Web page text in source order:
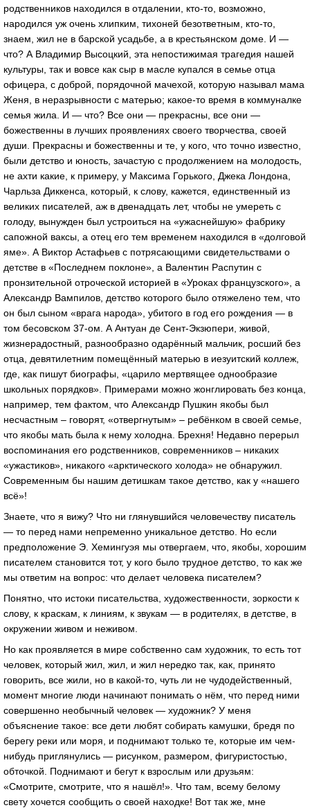
родственников находился в отдалении, кто-то, возможно,
народился уж очень хлипким, тихоней безответным, кто-то,
знаем, жил не в барской усадьбе, а в крестьянском доме. И —
что? А Владимир Высоцкий, эта непостижимая трагедия нашей
культуры, так и вовсе как сыр в масле купался в семье отца
офицера, с доброй, порядочной мачехой, которую называл мама
Женя, в неразрывности с матерью; какое-то время в коммуналке
семья жила. И — что? Все они — прекрасны, все они —
божественны в лучших проявлениях своего творчества, своей
души. Прекрасны и божественны и те, у кого, что точно известно,
были детство и юность, зачастую с продолжением на молодость,
не ахти какие, к примеру, у Максима Горького, Джека Лондона,
Чарльза Диккенса, который, к слову, кажется, единственный из
великих писателей, аж в двенадцать лет, чтобы не умереть с
голоду, вынужден был устроиться на «ужаснейшую» фабрику
сапожной ваксы, а отец его тем временем находился в «долговой
яме». А Виктор Астафьев с потрясающими свидетельствами о
детстве в «Последнем поклоне», а Валентин Распутин с
пронзительной отроческой историей в «Уроках французского», а
Александр Вампилов, детство которого было отяжелено тем, что
он был сыном «врага народа», убитого в год его рождения — в
том бесовском 37-ом. А Антуан де Сент-Экзюпери, живой,
жизнерадостный, разнообразно одарённый мальчик, росший без
отца, девятилетним помещённый матерью в иезуитский коллеж,
где, как пишут биографы, «царило мертвящее однообразие
школьных порядков». Примерами можно жонглировать без конца,
например, тем фактом, что Александр Пушкин якобы был
несчастным – говорят, «отвергнутым» – ребёнком в своей семье,
что якобы мать была к нему холодна. Брехня! Недавно перерыл
воспоминания его родственников, современников – никаких
«ужастиков», никакого «арктического холода» не обнаружил.
Современным бы нашим детишкам такое детство, как у «нашего
всё»!
Знаете, что я вижу? Что ни глянувшийся человечеству писатель
— то перед нами непременно уникальное детство. Но если
предположение Э. Хемингуэя мы отвергаем, что, якобы, хорошим
писателем становится тот, у кого было трудное детство, то как же
мы ответим на вопрос: что делает человека писателем?
Понятно, что истоки писательства, художественности, зоркости к
слову, к краскам, к линиям, к звукам — в родителях, в детстве, в
окружении живом и неживом.
Но как проявляется в мире собственно сам художник, то есть тот
человек, который жил, жил, и жил нередко так, как, принято
говорить, все жили, но в какой-то, чуть ли не чудодейственный,
момент многие люди начинают понимать о нём, что перед ними
совершенно необычный человек — художник? У меня
объяснение такое: все дети любят собирать камушки, бредя по
берегу реки или моря, и поднимают только те, которые им чем-
нибудь приглянулись — рисунком, размером, фигуристостью,
обточкой. Поднимают и бегут к взрослым или друзьям:
«Смотрите, смотрите, что я нашёл!». Что там, всему белому
свету хочется сообщить о своей находке! Вот так же, мне